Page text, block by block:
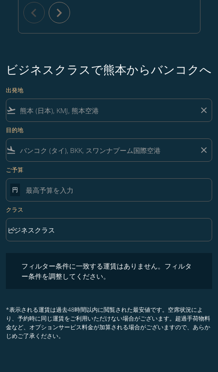
chevron_left chevron_right
ビジネスクラスで熊本からバンコクへ
出発地
flight_takeoff close
目的地
flight_land close
ご予算
円
クラス
クラス option ビジネスクラス Selected
ビジネスクラス
keyboard_arrow_down
フィルター条件に一致する運賃はありません。フィルタ
ー条件を調整してください。
*表示される運賃は過去48時間以内に閲覧された最安値です。空席状況によ
り、予約時に同じ運賃をご利用いただけない場合がございます。超過手荷物料
金など、オプションサービス料金が加算される場合がございますので、あらか
じめご了承ください。